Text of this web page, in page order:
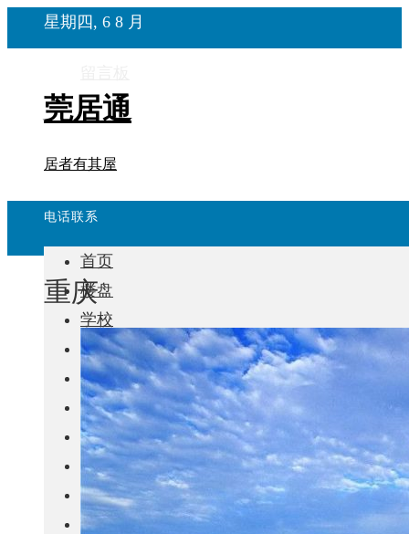
星期四, 6 8 月
莞居通
居者有其屋
电话联系
首页
楼盘
学校
住宅
自建房
东莞
城市更新
房产政策
中国
其他
重庆